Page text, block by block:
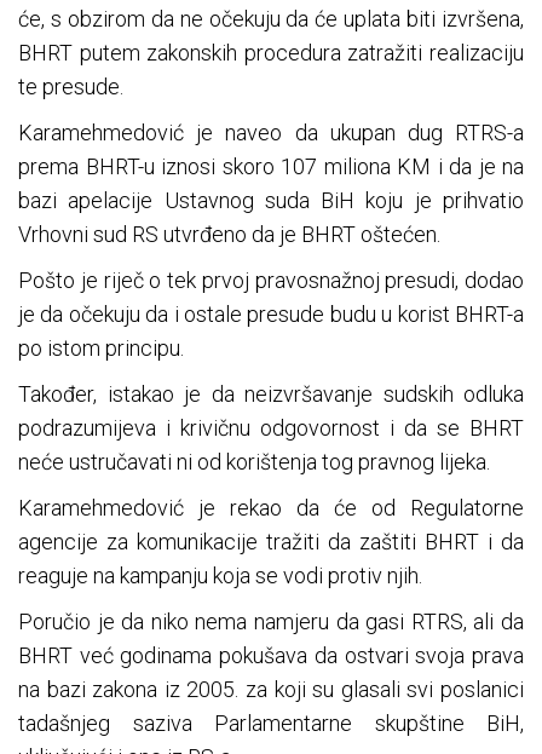
će, s obzirom da ne očekuju da će uplata biti izvršena,
BHRT putem zakonskih procedura zatražiti realizaciju
te presude.
Karamehmedović je naveo da ukupan dug RTRS-a
prema BHRT-u iznosi skoro 107 miliona KM i da je na
bazi apelacije Ustavnog suda BiH koju je prihvatio
Vrhovni sud RS utvrđeno da je BHRT oštećen.
Pošto je riječ o tek prvoj pravosnažnoj presudi, dodao
je da očekuju da i ostale presude budu u korist BHRT-a
po istom principu.
Također, istakao je da neizvršavanje sudskih odluka
podrazumijeva i krivičnu odgovornost i da se BHRT
neće ustručavati ni od korištenja tog pravnog lijeka.
Karamehmedović je rekao da će od Regulatorne
agencije za komunikacije tražiti da zaštiti BHRT i da
reaguje na kampanju koja se vodi protiv njih.
Poručio je da niko nema namjeru da gasi RTRS, ali da
BHRT već godinama pokušava da ostvari svoja prava
na bazi zakona iz 2005. za koji su glasali svi poslanici
tadašnjeg saziva Parlamentarne skupštine BiH,